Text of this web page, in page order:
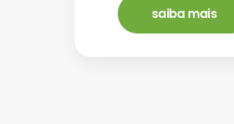
saiba mais